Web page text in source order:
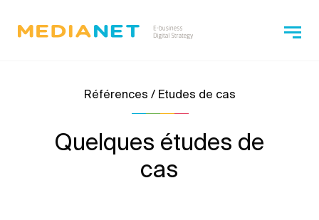
Références / Etudes de cas
Quelques études de
cas